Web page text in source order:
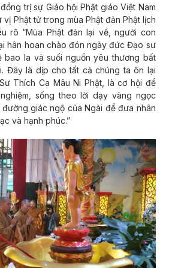
trị sự Giáo hội Phật giáo Việt Nam
Phật tử trong mùa Phật đản Phật lịch
rõ “Mùa Phật đản lại về, người con
hân hoan chào đón ngày đức Đạo sư
bao la và suối nguồn yêu thương bất
Đây là dịp cho tất cả chúng ta ôn lại
Thích Ca Mâu Ni Phật, là cơ hội để
sống theo lời dạy vàng ngọc
giác ngộ của Ngài để đưa nhân
và hạnh phúc.”